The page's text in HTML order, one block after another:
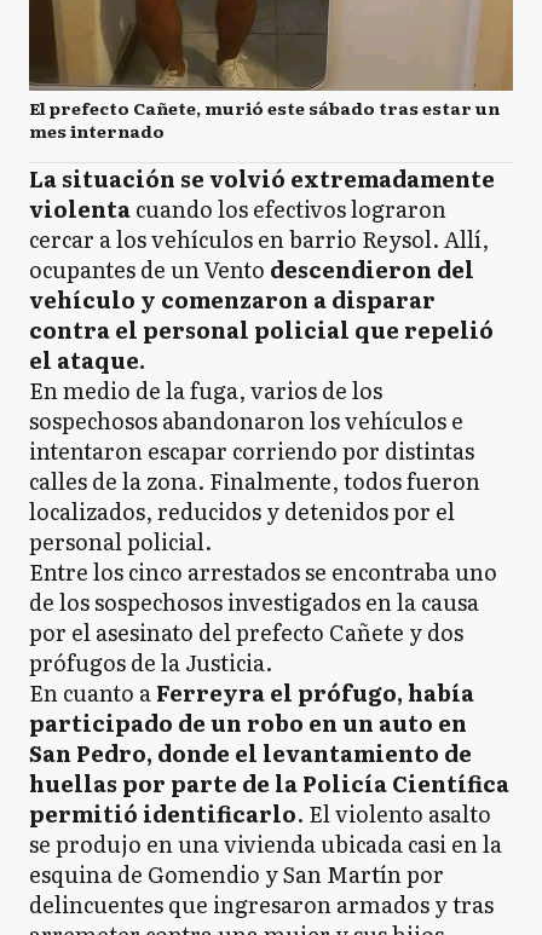
El prefecto Cañete, murió este sábado tras estar un
mes internado
La situación se volvió extremadamente
violentacuando los efectivos lograron
cercar a los vehículos en barrio Reysol. Allí,
ocupantes de un Vento descendieron del
vehículo y comenzaron a disparar
contra el personal policial que repelió
el ataque.
En medio de la fuga, varios de los
sospechosos abandonaron los vehículos e
intentaron escapar corriendo por distintas
calles de la zona. Finalmente, todos fueron
localizados, reducidos y detenidos por el
personal policial.
Entre los cinco arrestados se encontraba uno
de los sospechosos investigados en la causa
por el asesinato del prefecto Cañete y dos
prófugos de la Justicia.
En cuanto aFerreyra el prófugo, había
participado de un robo en un auto en
San Pedro, donde el levantamiento de
huellas por parte de la Policía Científica
permitió identificarlo. El violento asalto
se produjo en una vivienda ubicada casi en la
esquina de Gomendio y San Martín por
delincuentes que ingresaron armados y tras